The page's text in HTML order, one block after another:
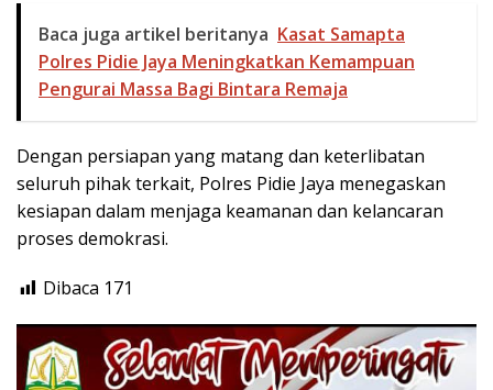
Baca juga artikel beritanya Kasat Samapta
Polres Pidie Jaya Meningkatkan Kemampuan
Pengurai Massa Bagi Bintara Remaja
Dengan persiapan yang matang dan keterlibatan
seluruh pihak terkait, Polres Pidie Jaya menegaskan
kesiapan dalam menjaga keamanan dan kelancaran
proses demokrasi.
Dibaca 171